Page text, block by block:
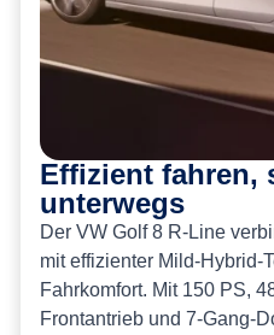
Effizient fahren,
unterwegs
Der VW Golf 8 R-Line
mit effizienter Mild-Hybrid-
Fahrkomfort. Mit 150 PS,
Frontantrieb und 7-Gang-